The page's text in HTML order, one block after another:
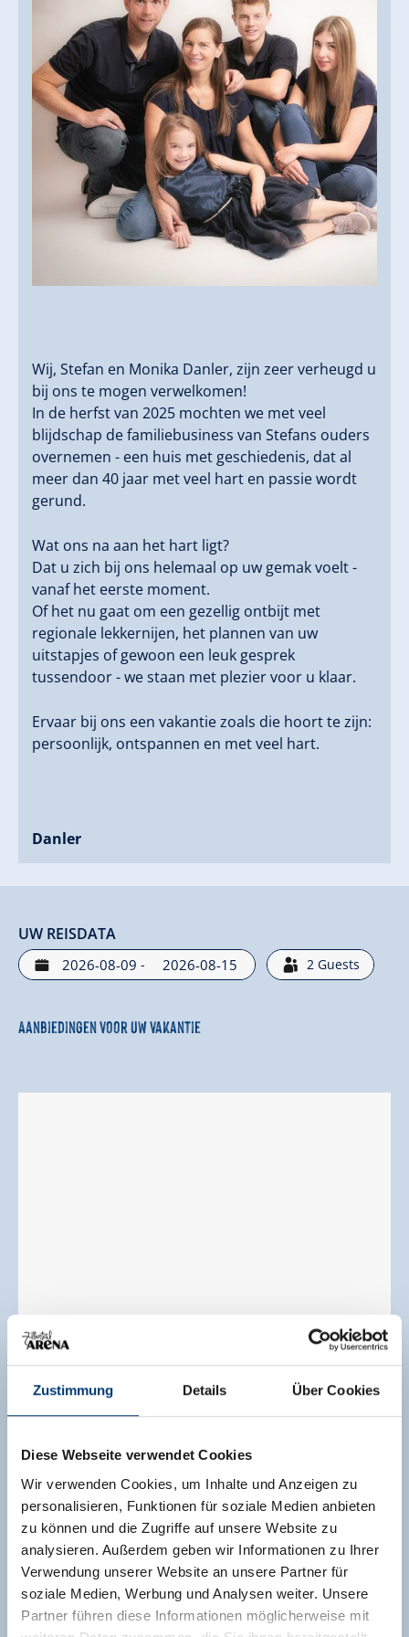
Zustimmung Details Über Cookies
Diese Webseite verwendet Cookies
Wir verwenden Cookies, um Inhalte und Anzeigen zu
personalisieren, Funktionen für soziale Medien anbieten
zu können und die Zugriffe auf unsere Website zu
analysieren. Außerdem geben wir Informationen zu Ihrer
Verwendung unserer Website an unsere Partner für
soziale Medien, Werbung und Analysen weiter. Unsere
Partner führen diese Informationen möglicherweise mit
Wij, Stefan en Monika Danler, zijn zeer verheugd u
bij ons te mogen verwelkomen!
In de herfst van 2025 mochten we met veel
blijdschap de familiebusiness van Stefans ouders
overnemen - een huis met geschiedenis, dat al
meer dan 40 jaar met veel hart en passie wordt
gerund.
Wat ons na aan het hart ligt?
Dat u zich bij ons helemaal op uw gemak voelt -
vanaf het eerste moment.
Of het nu gaat om een gezellig ontbijt met
regionale lekkernijen, het plannen van uw
uitstapjes of gewoon een leuk gesprek
tussendoor - we staan met plezier voor u klaar.
Ervaar bij ons een vakantie zoals die hoort te zijn:
persoonlijk, ontspannen en met veel hart.
Danler
UW REISDATA
- 2 Guests
Aanbiedingen voor uw vakantie
Tweepersoonskamer, douche, WC
mensen |Slaapkamer:1
Tweepersoonskamer van ca. 25m2
voor 2-3 personen
Inrichting en uitrusting:
Garderobe met spiegel